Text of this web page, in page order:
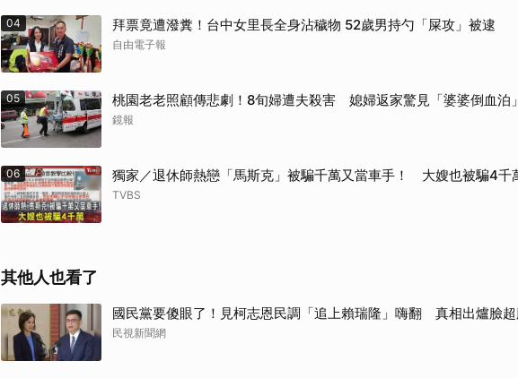
04 拜票竟遭潑糞！台中女里長全身沾穢物 52歲男持勺「屎攻」被逮
自由電子報
05 桃園老老照顧傳悲劇！8旬婦遭夫殺害 媳婦返家驚見「婆婆倒血泊
鏡報
06 獨家／退休師熱戀「馬斯克」被騙千萬又當車手！ 大嫂也被騙4千
TVBS
其他人也看了
國民黨要傻眼了！見柯志恩民調「追上賴瑞隆」嗨翻 真相出爐臉
民視新聞網